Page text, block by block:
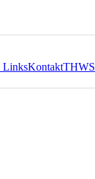
LinksKontakt